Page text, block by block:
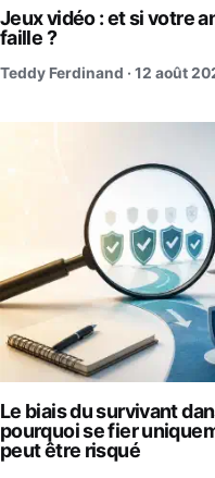
Jeux vidéo : et si votre
faille ?
Teddy Ferdinand · 12 août
Le biais du survivant
pourquoi se fier
peut être risqué